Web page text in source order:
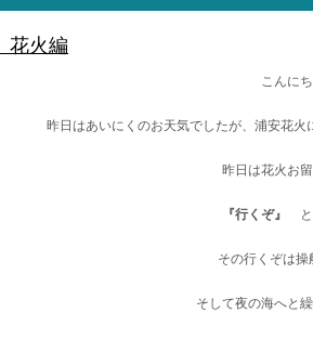
花火編
こんに
昨日はあいにくのお天気でしたが、浦安花火
昨日は花火お
『行くぞ』
その行くぞは
そして夜の海へと